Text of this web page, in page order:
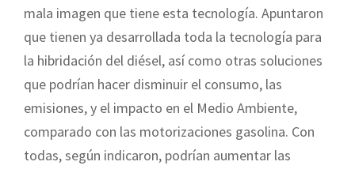
mala imagen que tiene esta tecnología. Apuntaron
que tienen ya desarrollada toda la tecnología para
la hibridación del diésel, así como otras soluciones
que podrían hacer disminuir el consumo, las
emisiones, y el impacto en el Medio Ambiente,
comparado con las motorizaciones gasolina. Con
todas, según indicaron, podrían aumentar las